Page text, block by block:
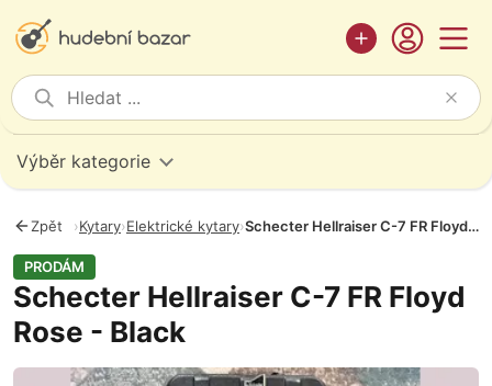
Výběr kategorie
Zpět ›Kytary›Elektrické kytary› Schecter Hellraiser C-7 FR Floyd Rose - Black
PRODÁM
Schecter Hellraiser C-7 FR Floyd
Rose - Black
Fotografie